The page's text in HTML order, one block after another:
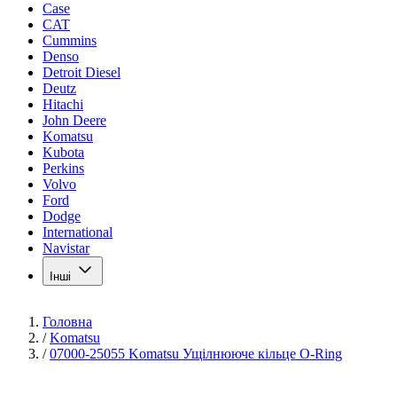
Case
CAT
Cummins
Denso
Detroit Diesel
Deutz
Hitachi
John Deere
Komatsu
Kubota
Perkins
Volvo
Ford
Dodge
International
Navistar
Інші
Головна
/ Komatsu
/ 07000-25055 Komatsu Ущілнююче кільце O-Ring